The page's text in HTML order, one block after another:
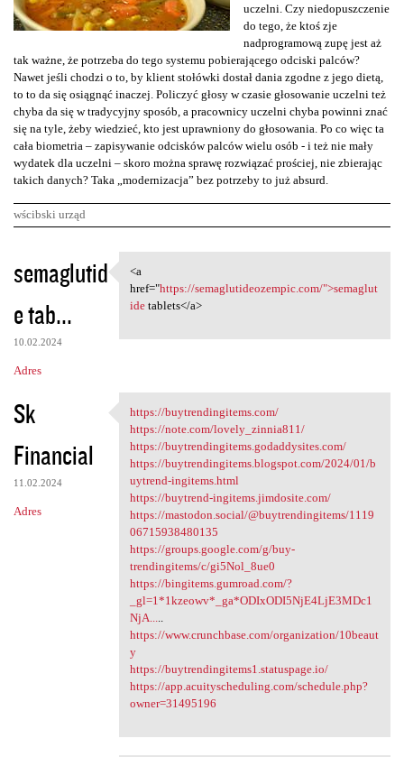
uczelni. Czy niedopuszczenie
do tego, że ktoś zje
nadprogramową zupę jest aż
tak ważne, że potrzeba do tego systemu pobierającego odciski palców?
Nawet jeśli chodzi o to, by klient stołówki dostał dania zgodne z jego dietą,
to to da się osiągnąć inaczej. Policzyć głosy w czasie głosowanie uczelni też
chyba da się w tradycyjny sposób, a pracownicy uczelni chyba powinni znać
się na tyle, żeby wiedzieć, kto jest uprawniony do głosowania. Po co więc ta
cała biometria – zapisywanie odcisków palców wielu osób - i też nie mały
wydatek dla uczelni – skoro można sprawę rozwiązać prościej, nie zbierając
takich danych? Taka „modernizacja” bez potrzeby to już absurd.
wścibski urząd
K
o
m
e
n
a
r
z
e
semaglutid
e tab...
10.02.2024
Adres
<a href="https:/
<a
href="https://semaglutideozempic.com/">semaglut
idetablets</a>
Sk
Financial
11.02.2024
Adres
https://buytrendingitems.com/
https://buytrendingitems.com/
https://note.com/lovely_zinnia811/
https://buytrendingitems.godaddysites.com/
https://buytrendingitems.blogspot.com/2024/01/b
uytrend-ingitems.html
https://buytrend-ingitems.jimdosite.com/
https://mastodon.social/@buytrendingitems/1119
06715938480135
https://groups.google.com/g/buy-
trendingitems/c/gi5Nol_8ue0
https://bingitems.gumroad.com/?
_gl=1*1kzeowv*_ga*ODIxODI5NjE4LjE3MDc1
NjA.....
https://www.crunchbase.com/organization/10beaut
y
https://buytrendingitems1.statuspage.io/
https://app.acuityscheduling.com/schedule.php?
owner=31495196